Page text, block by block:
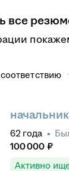
все
62 года •
100 000 ₽
Активно